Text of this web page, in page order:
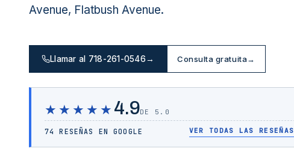
Avenue, Flatbush Avenue.
Llamar al 718-261-0546→ Consulta gratuita→
★★★★★ 4.9DE 5.0
74 RESEÑAS EN GOOGLE VER TODAS LAS RESEÑAS